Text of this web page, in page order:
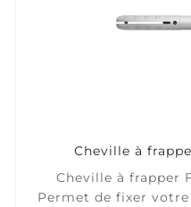
Cheville à
Cheville à frapper
Permet de fixer